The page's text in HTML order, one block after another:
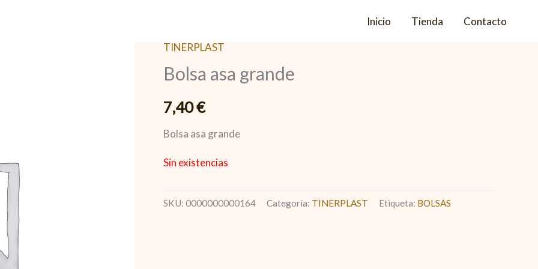
Inicio Tienda Contacto
TINERPLAST
Bolsa asa grande
7,40€
Bolsa asa grande
Sin existencias
SKU: 0000000000164 Categoría: TINERPLAST Etiqueta: BOLSAS